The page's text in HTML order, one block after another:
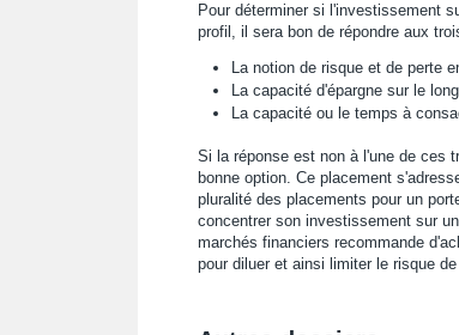
Pour déterminer si l'investissement
profil, il sera bon de répondre aux
La notion de risque et de perte
La capacité d'épargne sur le
La capacité ou le temps à
Si la réponse est non à l'une de ces
bonne option. Ce placement
pluralité des placements pour un
concentrer son investissement sur
marchés financiers recommande
pour diluer et ainsi limiter le risque